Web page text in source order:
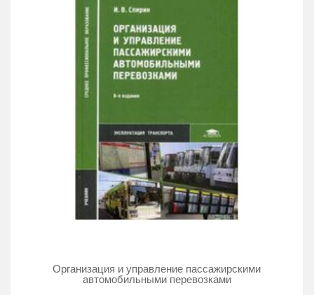
Организация и управление пассажирскими
автомобильными перевозками